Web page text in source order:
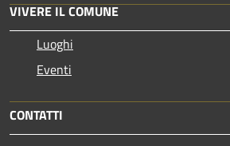
VIVERE IL COMUNE
Luoghi
Eventi
CONTATTI